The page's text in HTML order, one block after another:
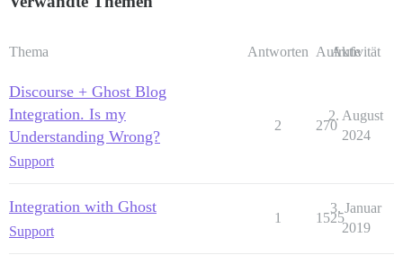
Thema Antworten Aufrufe
Aktivität
Discourse + Ghost Blog
Integration. Is my
Understanding Wrong?
Support
2 270
2. August
2024
Integration with Ghost
Support
1 1525
3. Januar
2019